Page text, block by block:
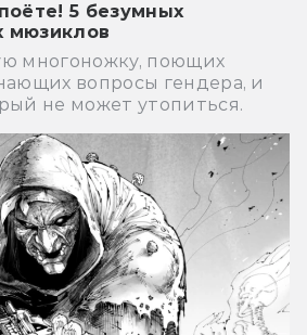
5 безумных
мюзиклов
многоножку, поющих
вопросы гендера, и
не может утопиться.